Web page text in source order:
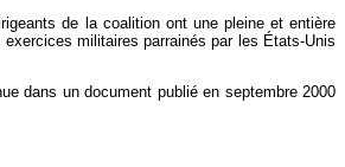
de la coalition ont une pleine et entière
militaires parrainés par les États-Unis
dans un document publié en septembre 2000